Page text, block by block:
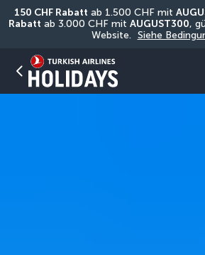
150 CHF Rabatt ab 1.500 CHF mit
Rabatt ab 3.000 CHF mit AUGUST300,
Website. Siehe